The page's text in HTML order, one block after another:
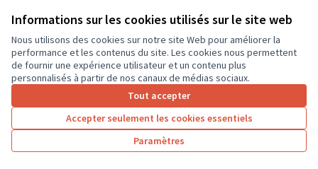
Informations sur les cookies utilisés sur le site web
Nous utilisons des cookies sur notre site Web pour améliorer la
performance et les contenus du site. Les cookies nous permettent
de fournir une expérience utilisateur et un contenu plus
personnalisés à partir de nos canaux de médias sociaux.
Tout accepter
Accepter seulement les cookies essentiels
Paramètres